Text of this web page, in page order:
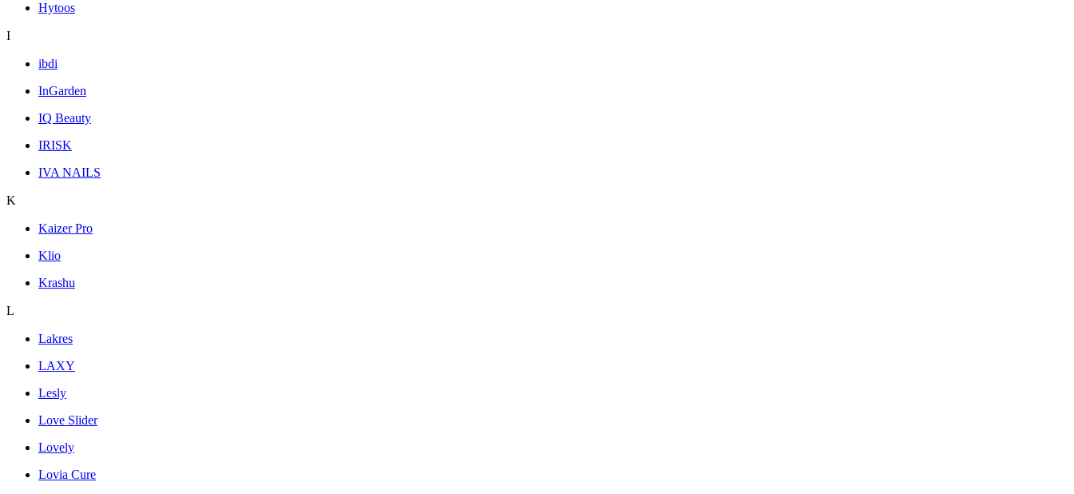
Hytoos
I
ibdi
InGarden
IQ Beauty
IRISK
IVA NAILS
K
Kaizer Pro
Klio
Krashu
L
Lakres
LAXY
Lesly
Love Slider
Lovely
Lovia Cure